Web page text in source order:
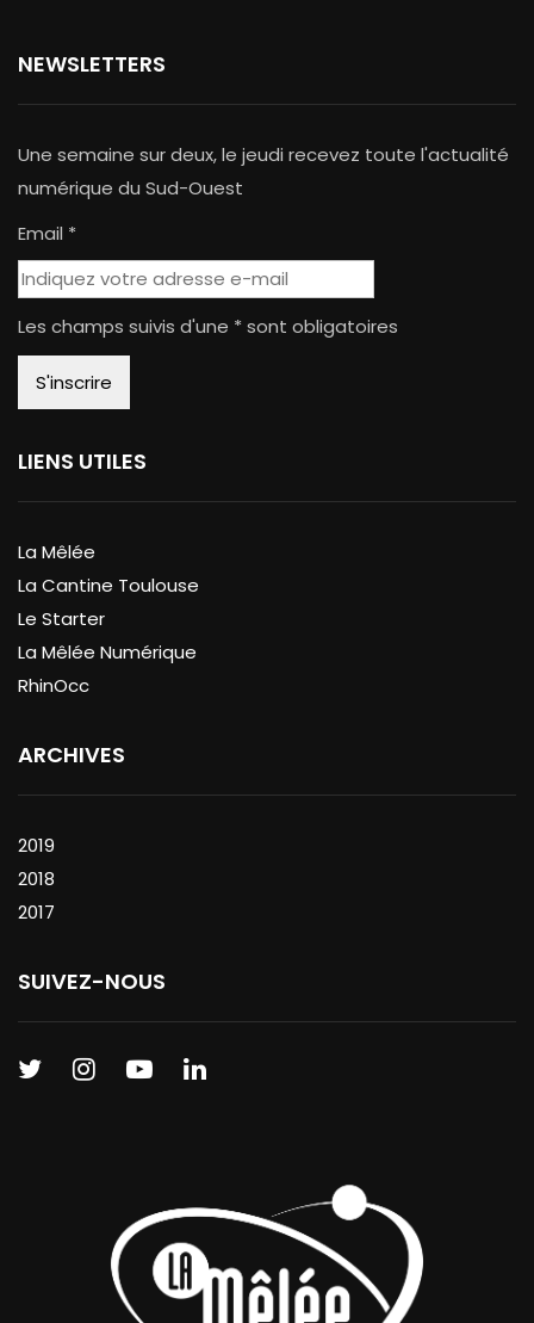
NEWSLETTERS
Une semaine sur deux, le jeudi recevez toute l'actualité
numérique du Sud-Ouest
Email *
Les champs suivis d'une * sont obligatoires
LIENS UTILES
La Mêlée
La Cantine Toulouse
Le Starter
La Mêlée Numérique
RhinOcc
ARCHIVES
2019
2018
2017
SUIVEZ-NOUS